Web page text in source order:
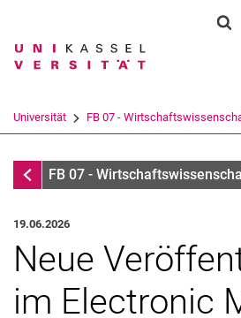
Suchbegriff
Suchen
Universität FB 07 -
InfothekFB 07 -
19.06.2026
Neue
im Electronic